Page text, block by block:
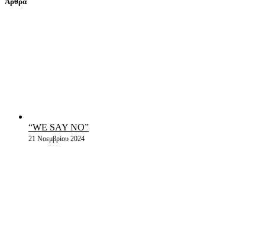
“WE SAY NO”
21 Νοεμβρίου 2024